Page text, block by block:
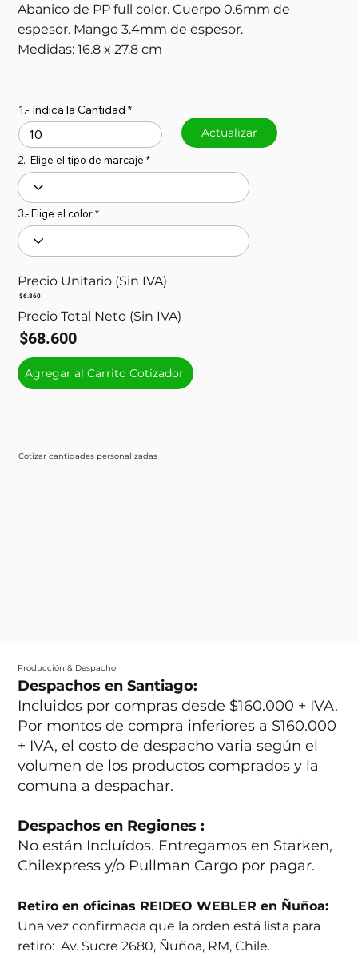
Abanico de PP full color. Cuerpo 0.6mm de
espesor. Mango 3.4mm de espesor.
Medidas: 16.8 x 27.8 cm
Cotizar cantidades personalizadas
1.- Indica la Cantidad
Actualizar
2.- Elige el tipo de marcaje
3.- Elige el color
Precio Unitario (Sin IVA)
$6.860
Precio Total Neto (Sin IVA)
$68.600
Agregar al Carrito Cotizador
Producción & Despacho
Despachos en Santiago:
Incluidos por compras desde $160.000 + IVA.
Por montos de compra inferiores a $160.000
+ IVA, el costo de despacho varia según el
volumen de los productos comprados y la
comuna a despachar.
Despachos en Regiones :
No están Incluídos. Entregamos en Starken,
Chilexpress y/o Pullman Cargo por pagar.
Retiro en oficinas REIDEO WEBLER en Ñuñoa:
Una vez confirmada que la orden está lista para
retiro: Av. Sucre 2680, Ñuñoa, RM, Chile.